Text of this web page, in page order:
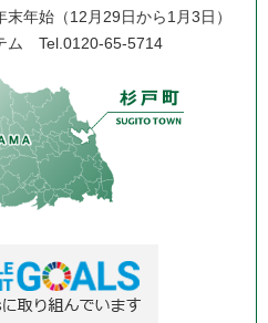
年始（12月29日から1月3日）
ム Tel.0120-65-5714